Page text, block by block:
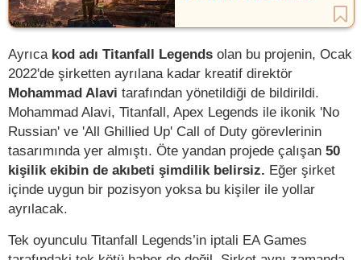
Ayrıca kod adı Titanfall Legends olan bu projenin, Ocak
2022'de şirketten ayrılana kadar kreatif direktör
Mohammad Alavi tarafından yönetildiği de bildirildi.
Mohammad Alavi, Titanfall, Apex Legends ile ikonik 'No
Russian' ve 'All Ghillied Up' Call of Duty görevlerinin
tasarımında yer almıştı. Öte yandan projede çalışan 50
kişilik ekibin de akıbeti şimdilik belirsiz. Eğer şirket
içinde uygun bir pozisyon yoksa bu kişiler ile yollar
ayrılacak.
Tek oyunculu Titanfall Legends’in iptali EA Games